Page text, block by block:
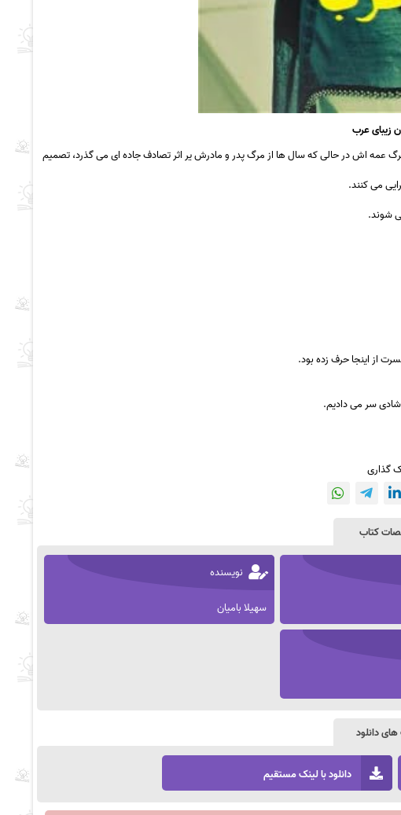
زیبای عرب
عمه اش در حالی که سال ها از مرگ پدر و مادرش یر اثر تصادف جاده ای می گذرد، تصمیم
می کنند.
شوند.
از اینجا حرف زده بود.
شادی سر می دادیم.
گذاری
کتاب
نویسنده
سهیلا بامیان
دانلود
دانلود با لینک مستقیم